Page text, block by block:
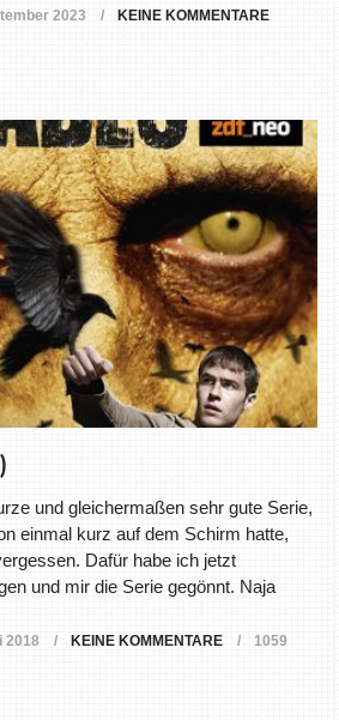
2023 KEINE KOMMENTARE
und gleichermaßen sehr gute Serie,
einmal kurz auf dem Schirm hatte,
Dafür habe ich jetzt
und mir die Serie gegönnt. Naja
2018 KEINE KOMMENTARE
1059